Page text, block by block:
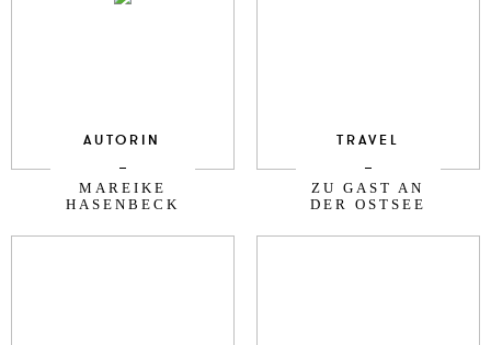
AUTORIN
MAREIKE
HASENBECK
TRAVEL
ZU GAST AN
DER OSTSEE